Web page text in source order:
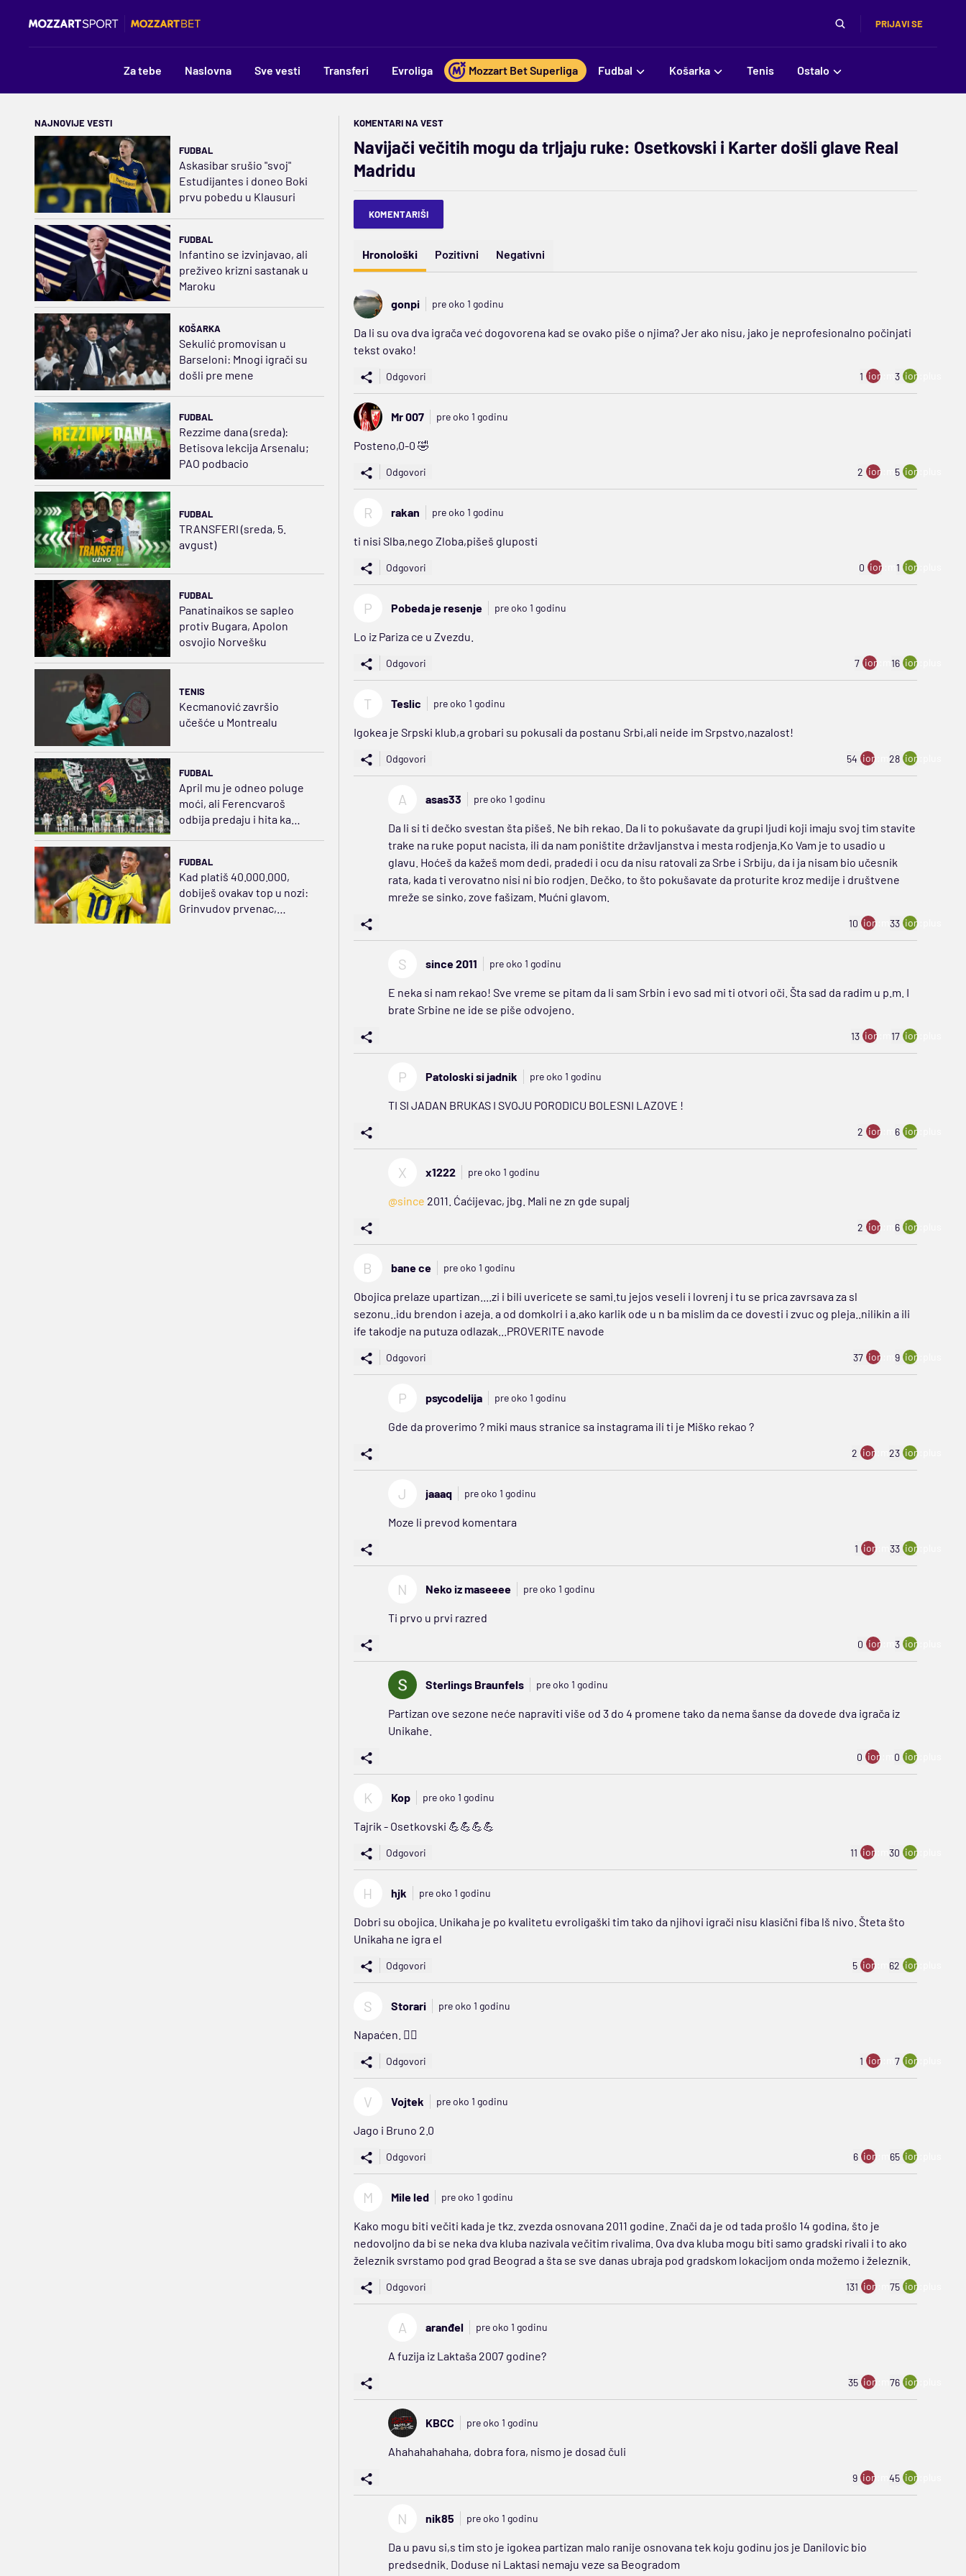
PRIJAVI SE
Za tebe Naslovna Sve vesti Transferi Evroliga Mozzart Bet Superliga Fudbal Košarka Tenis Ostalo
NAJNOVIJE VESTI
FUDBAL
Askasibar srušio "svoj"
Estudijantes i doneo Boki
prvu pobedu u Klausuri
FUDBAL
Infantino se izvinjavao, ali
preživeo krizni sastanak u
Maroku
KOŠARKA
Sekulić promovisan u
Barseloni: Mnogi igrači su
došli pre mene
FUDBAL
Rezzime dana (sreda):
Betisova lekcija Arsenalu;
PAO podbacio
FUDBAL
TRANSFERI (sreda, 5.
avgust)
FUDBAL
Panatinaikos se sapleo
protiv Bugara, Apolon
osvojio Norvešku
TENIS
Kecmanović završio
učešće u Montrealu
FUDBAL
April mu je odneo poluge
moći, ali Ferencvaroš
odbija predaju i hita ka
FUDBAL
Kad platiš 40.000.000,
dobiješ ovakav top u nozi:
Grinvudov prvenac,
KOMENTARI NA VEST
Navijači večitih mogu da trljaju ruke: Osetkovski i Karter došli glave Real
Madridu
KOMENTARIŠI
Hronološki Pozitivni Negativni
gonpi pre oko 1 godinu
Da li su ova dva igrača već dogovorena kad se ovako piše o njima? Jer ako nisu, jako je neprofesionalno počinjati
tekst ovako!
Odgovori 1 ion:minus
3 ion:plus
Mr 007 pre oko 1 godinu
Posteno,0-0 🤣
Odgovori 2 ion:minus
5 ion:plus
R rakan pre oko 1 godinu
ti nisi Slba,nego Zloba,pišeš gluposti
Odgovori 0 ion:minus
1 ion:plus
P Pobeda je resenje pre oko 1 godinu
Lo iz Pariza ce u Zvezdu.
Odgovori 7 ion:minus
16 ion:plus
T Teslic pre oko 1 godinu
Igokea je Srpski klub,a grobari su pokusali da postanu Srbi,ali neide im Srpstvo,nazalost!
Odgovori 54 ion:minus
28 ion:plus
A asas33 pre oko 1 godinu
Da li si ti dečko svestan šta pišeš. Ne bih rekao. Da li to pokušavate da grupi ljudi koji imaju svoj tim stavite
trake na ruke poput nacista, ili da nam poništite državljanstva i mesta rodjenja.Ko Vam je to usadio u
glavu. Hoćeš da kažeš mom dedi, pradedi i ocu da nisu ratovali za Srbe i Srbiju, da i ja nisam bio učesnik
rata, kada ti verovatno nisi ni bio rodjen. Dečko, to što pokušavate da proturite kroz medije i društvene
mreže se sinko, zove fašizam. Mućni glavom.
10 ion:minus
33 ion:plus
S since 2011 pre oko 1 godinu
E neka si nam rekao! Sve vreme se pitam da li sam Srbin i evo sad mi ti otvori oči. Šta sad da radim u p.m. I
brate Srbine ne ide se piše odvojeno.
13 ion:minus
17 ion:plus
P Patoloski si jadnik pre oko 1 godinu
TI SI JADAN BRUKAS I SVOJU PORODICU BOLESNI LAZOVE !
2 ion:minus
6 ion:plus
X x1222 pre oko 1 godinu
@since 2011. Ćaćijevac, jbg. Mali ne zn gde supalj
2 ion:minus
6 ion:plus
B bane ce pre oko 1 godinu
Obojica prelaze upartizan....zi i bili uvericete se sami.tu jejos veseli i lovrenj i tu se prica zavrsava za sl
sezonu..idu brendon i azeja. a od domkolri i a.ako karlik ode u n ba mislim da ce dovesti i zvuc og pleja..nilikin a ili
ife takodje na putuza odlazak...PROVERITE navode
Odgovori 37 ion:minus
9 ion:plus
P psycodelija pre oko 1 godinu
Gde da proverimo ? miki maus stranice sa instagrama ili ti je Miško rekao ?
2 ion:minus
23 ion:plus
J jaaaq pre oko 1 godinu
Moze li prevod komentara
1 ion:minus
33 ion:plus
N Neko iz maseeee pre oko 1 godinu
Ti prvo u prvi razred
0 ion:minus
3 ion:plus
Sterlings Braunfels pre oko 1 godinu
Partizan ove sezone neće napraviti više od 3 do 4 promene tako da nema šanse da dovede dva igrača iz
Unikahe.
0 ion:minus
0 ion:plus
K Kop pre oko 1 godinu
Tajrik - Osetkovski 💪💪💪💪
Odgovori 11 ion:minus
30 ion:plus
H hjk pre oko 1 godinu
Dobri su obojica. Unikaha je po kvalitetu evroligaški tim tako da njihovi igrači nisu klasični fiba lš nivo. Šteta što
Unikaha ne igra el
Odgovori 5 ion:minus
62 ion:plus
S Storari pre oko 1 godinu
Napaćen. 🤷‍♀️
Odgovori 1 ion:minus
7 ion:plus
V Vojtek pre oko 1 godinu
Jago i Bruno 2.0
Odgovori 6 ion:minus
65 ion:plus
M Mile led pre oko 1 godinu
Kako mogu biti večiti kada je tkz. zvezda osnovana 2011 godine. Znači da je od tada prošlo 14 godina, što je
nedovoljno da bi se neka dva kluba nazivala večitim rivalima. Ova dva kluba mogu biti samo gradski rivali i to ako
železnik svrstamo pod grad Beograd a šta se sve danas ubraja pod gradskom lokacijom onda možemo i železnik.
Odgovori 131 ion:minus
75 ion:plus
A aranđel pre oko 1 godinu
A fuzija iz Laktaša 2007 godine?
35 ion:minus
76 ion:plus
KBCC pre oko 1 godinu
Ahahahahahaha, dobra fora, nismo je dosad čuli
9 ion:minus
45 ion:plus
N nik85 pre oko 1 godinu
Da u pavu si,s tim sto je igokea partizan malo ranije osnovana tek koju godinu jos je Danilovic bio
predsednik. Doduse ni Laktasi nemaju veze sa Beogradom